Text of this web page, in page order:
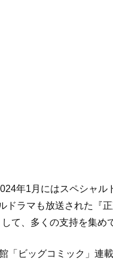
年1月にはスペシャ
ドラマも放送された『
て、多くの支持を集め
「ビッグコミック」連